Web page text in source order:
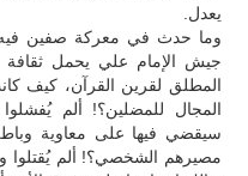
يعدل.
وما حدث في معركة صفين فيه
جيش الإمام علي يحمل ثقافة
المطلق لقرين القرآن، كيف
المجال للمضلين؟! ألم
سيقضي فيها على معاوية
مصيرهم الشخصي؟! ألم يُقتلوا